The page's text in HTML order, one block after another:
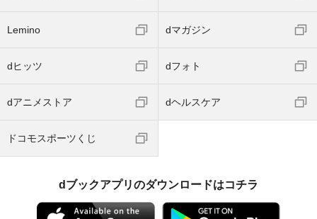
Lemino dマガジン
dヒッツ dフォト
dアニメストア dヘルスケア
ドコモスポーツくじ
dブックアプリのダウンロードはコチラ